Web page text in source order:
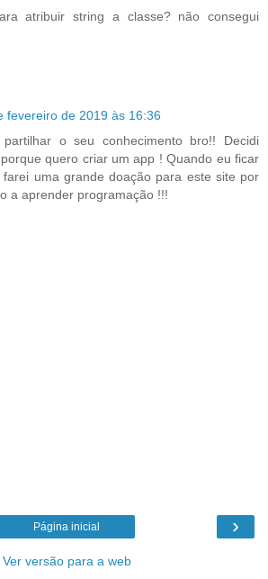
atribuir string a classe? não consegui
fevereiro de 2019 às 16:36
o seu conhecimento bro!! Decidi
quero criar um app ! Quando eu ficar
farei uma grande doação para este site por
a aprender programação !!!
›
Página inicial
Ver versão para a web